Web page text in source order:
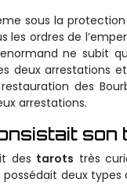
sous la
les ordres de
ne subit
deux arrestations
des
arrestations.
des tarots très
possédait deux